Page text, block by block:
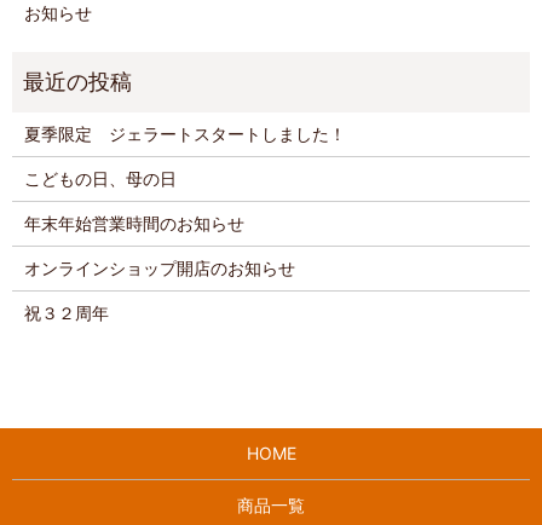
お知らせ
夏季限定 ジェラートスタートしました！
こどもの日、母の日
年末年始営業時間のお知らせ
オンラインショップ開店のお知らせ
祝３２周年
HOME
商品一覧